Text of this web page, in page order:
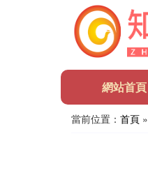
網站首頁
當前位置： 首頁 »